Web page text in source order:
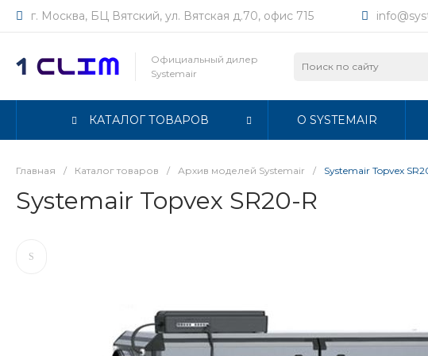
г. Москва, БЦ Вятский, ул. Вятская д.70, офис 715
Официальный дилер
Systemair
КАТАЛОГ ТОВАРОВ О SYSTEMAIR
Главная / Каталог товаров / Архив моделей Systemair / Systemair Topvex
Systemair Topvex SR20-R